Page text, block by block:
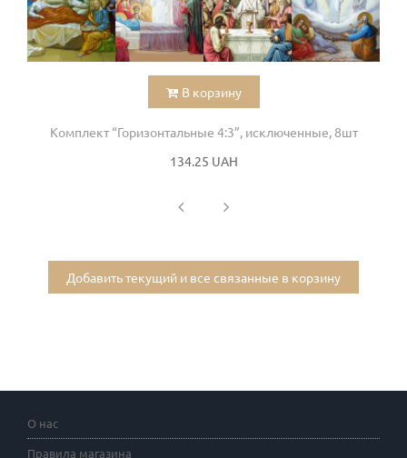
В корзину
Комплект “Горизонтальные 4:3”, исключенные, 8шт
134.25 UAH
Добавить текущий и все связанные в корзину
О нас
Правила магазина